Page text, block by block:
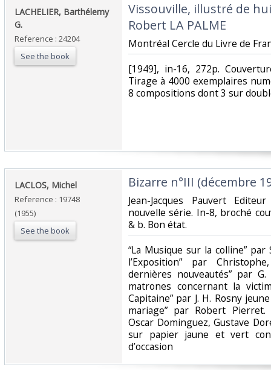
‎LACHELIER, Barthélemy
G.‎
Reference : 24204
See the book
‎Vissouville, illustré de
Robert LA PALME‎
‎Montréal Cercle du Livre de
‎[1949], in-16, 272p.
Tirage à 4000 exemplaires
8 compositions dont 3 sur
‎LACLOS, Michel‎
Reference : 19748
(1955)
See the book
‎Bizarre n°III (décembre
‎Jean-Jacques Pauvert
nouvelle série. In-8, broché
& b. Bon état.‎
‎“La Musique sur la colline” par
l’Exposition” par
dernières nouveautés” par
matrones concernant la
Capitaine” par J. H. Rosny
mariage” par Robert
Oscar Dominguez, Gustave
sur papier jaune et vert
d’occasion ‎